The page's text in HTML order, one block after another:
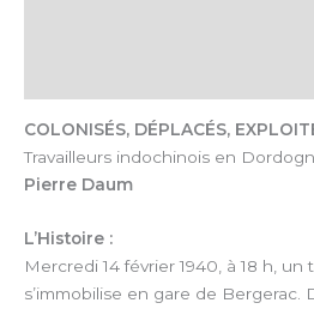
COLONISÉS, DÉPLACÉS,
Travailleurs indochinois en
Pierre Daum
L’Histoire :
Mercredi 14 février 1940, à 18 h,
s’immobilise en gare de Bergerac.